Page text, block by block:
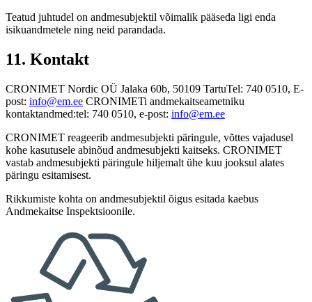
Teatud juhtudel on andmesubjektil võimalik pääseda ligi enda
isikuandmetele ning neid parandada.
11. Kontakt
CRONIMET Nordic OÜ Jalaka 60b, 50109 TartuTel: 740 0510, E-
post: info@em.ee CRONIMETi andmekaitseametniku
kontaktandmed:tel: 740 0510, e-post: info@em.ee
CRONIMET reageerib andmesubjekti päringule, võttes vajadusel
kohe kasutusele abinõud andmesubjekti kaitseks. CRONIMET
vastab andmesubjekti päringule hiljemalt ühe kuu jooksul alates
päringu esitamisest.
Rikkumiste kohta on andmesubjektil õigus esitada kaebus
Andmekaitse Inspektsioonile.